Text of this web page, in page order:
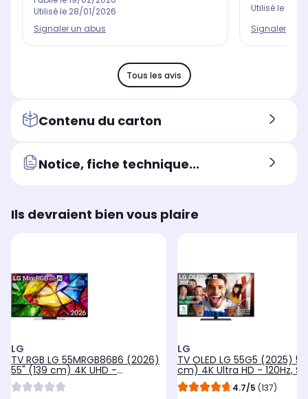
Utilisé le 28/01/2026
Signaler un abus
Utilisé le
Signaler un
Tous les avis
Contenu du carton
Notice, fiche technique...
Ils devraient bien vous plaire
LG
TV RGB LG 55MRGB86B6 (2026)
55" (139 cm) 4K UHD -
Expérience Gaming, 120Hz,
Smart TV
LG
TV OLED LG 55G5 (2025)
cm) 4K Ultra HD - 120Hz,
TV 4.7/5 (137)